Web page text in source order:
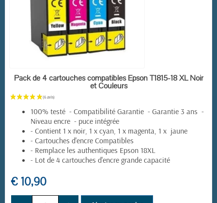
EN STOCK
Pack de 4 cartouches compatibles Epson T1815-18 XL Noir
et Couleurs
100% testé - Compatibilité Garantie - Garantie 3 ans -
Niveau encre - puce intégrée
- Contient 1 x noir, 1 x cyan, 1 x magenta, 1 x jaune
- Cartouches d'encre Compatibles
- Remplace les authentiques Epson 18XL
- Lot de 4 cartouches d'encre grande capacité
€ 10,90